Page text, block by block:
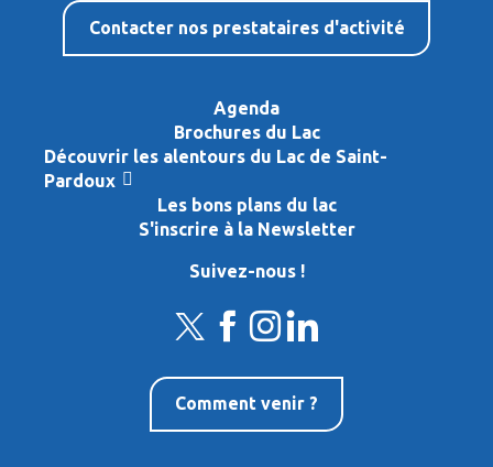
Contacter nos prestataires d'activité
Agenda
Brochures du Lac
Découvrir les alentours du Lac de Saint-
Pardoux
Les bons plans du lac
S'inscrire à la Newsletter
Suivez-nous !
Comment venir ?